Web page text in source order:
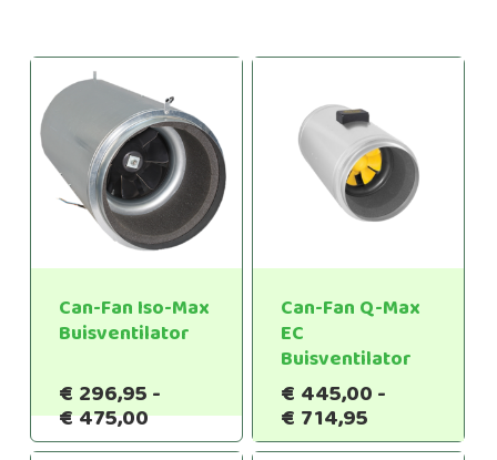
Can-Fan Iso-Max
Buisventilator
€ 296,95-
€475,00Prijsklasse:
€296,95
Can-Fan Q-Max
EC
Buisventilator
€ 445,00-
€ 714,95
€445,00